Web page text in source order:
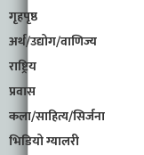
गृहपृष्ठ
अर्थ/उद्योग/वाणिज्य
राष्ट्रिय
प्रवास
कला/साहित्य/सिर्जना
भिडियो ग्यालरी